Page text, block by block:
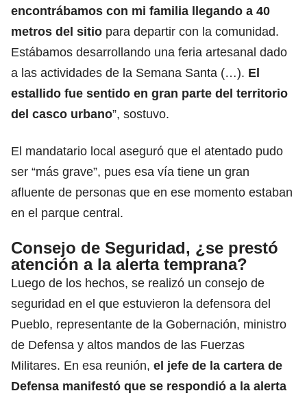
encontrábamos con mi familia llegando a 40
metros del sitio para departir con la comunidad.
Estábamos desarrollando una feria artesanal dado
a las actividades de la Semana Santa (…). El
estallido fue sentido en gran parte del territorio
del casco urbano”, sostuvo.
El mandatario local aseguró que el atentado pudo
ser “más grave”, pues esa vía tiene un gran
afluente de personas que en ese momento estaban
en el parque central.
Consejo de Seguridad, ¿se prestó
atención a la alerta temprana?
Luego de los hechos, se realizó un consejo de
seguridad en el que estuvieron la defensora del
Pueblo, representante de la Gobernación, ministro
de Defensa y altos mandos de las Fuerzas
Militares. En esa reunión, el jefe de la cartera de
Defensa manifestó que se respondió a la alerta